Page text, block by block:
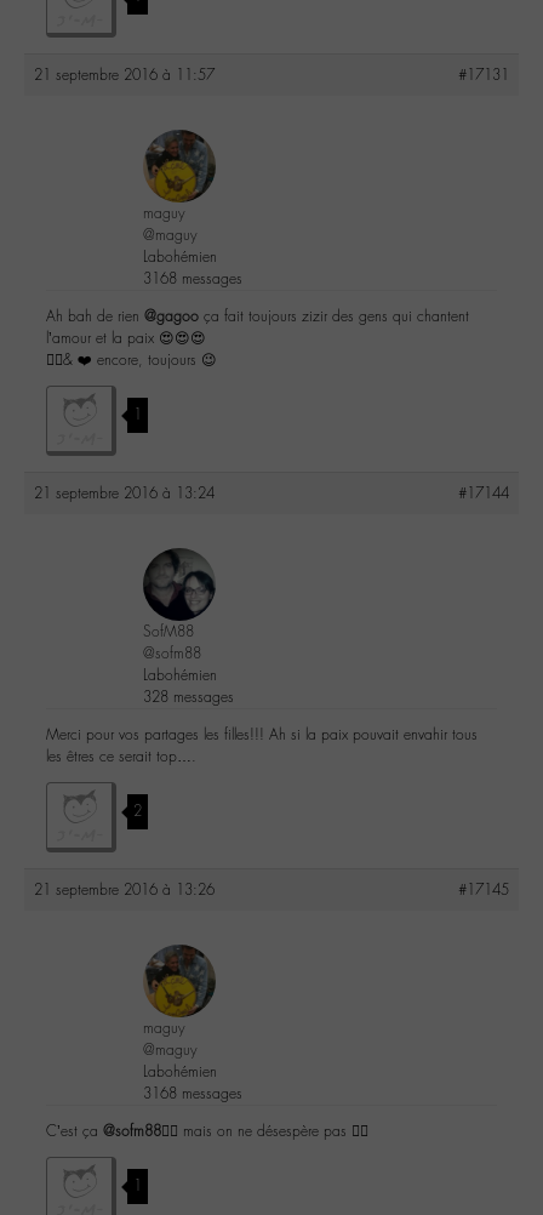
21 septembre 2016 à 11:57 #17131
maguy
@maguy
Labohémien
3168 messages
Ah bah de rien @gagoo ça fait toujours zizir des gens qui chantent
l’amour et la paix 😍😍😍
✌🏼️& ❤️ encore, toujours 😉
1
21 septembre 2016 à 13:24 #17144
SofM88
@sofm88
Labohémien
328 messages
Merci pour vos partages les filles!!! Ah si la paix pouvait envahir tous
les êtres ce serait top….
2
21 septembre 2016 à 13:26 #17145
maguy
@maguy
Labohémien
3168 messages
C’est ça @sofm88👍🏼 mais on ne désespère pas ✌🏼️
1